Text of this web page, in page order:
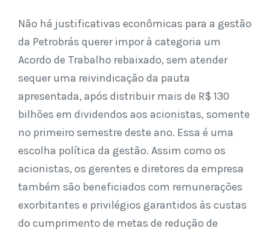
Não há justificativas econômicas para a gestão
da Petrobrás querer impor à categoria um
Acordo de Trabalho rebaixado, sem atender
sequer uma reivindicação da pauta
apresentada, após distribuir mais de R$ 130
bilhões em dividendos aos acionistas, somente
no primeiro semestre deste ano. Essa é uma
escolha política da gestão. Assim como os
acionistas, os gerentes e diretores da empresa
também são beneficiados com remunerações
exorbitantes e privilégios garantidos às custas
do cumprimento de metas de redução de